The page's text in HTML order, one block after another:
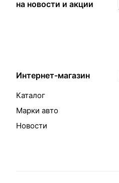
на новости и акции
Интернет-магазин
Каталог
Марки авто
Новости